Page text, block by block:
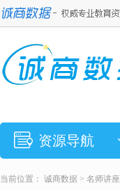
资源导航
当前位置： 诚商数据 > 名师讲座